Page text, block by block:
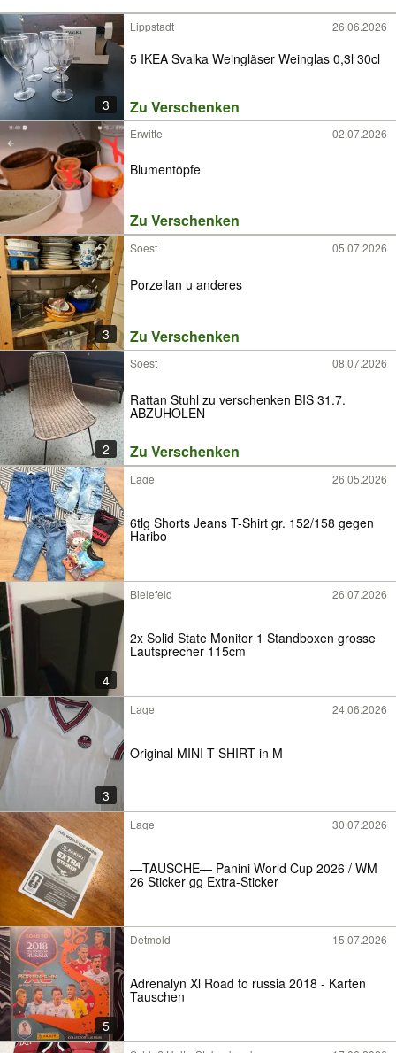
3
Lippstadt 26.06.2026
5 IKEA Svalka Weingläser Weinglas 0,3l 30cl
Zu Verschenken
Erwitte 02.07.2026
Blumentöpfe
Zu Verschenken
3
Soest 05.07.2026
Porzellan u anderes
Zu Verschenken
2
Soest 08.07.2026
Rattan Stuhl zu verschenken BIS 31.7.
ABZUHOLEN
Zu Verschenken
Lage 26.05.2026
6tlg Shorts Jeans T-Shirt gr. 152/158 gegen
Haribo
4
Bielefeld 26.07.2026
2x Solid State Monitor 1 Standboxen grosse
Lautsprecher 115cm
3
Lage 24.06.2026
Original MINI T SHIRT in M
Lage 30.07.2026
—TAUSCHE— Panini World Cup 2026 / WM
26 Sticker gg Extra-Sticker
5
Detmold 15.07.2026
Adrenalyn Xl Road to russia 2018 - Karten
Tauschen